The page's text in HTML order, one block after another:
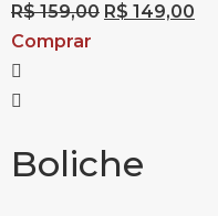
R$159,00 R$ 149,00
Comprar
Boliche